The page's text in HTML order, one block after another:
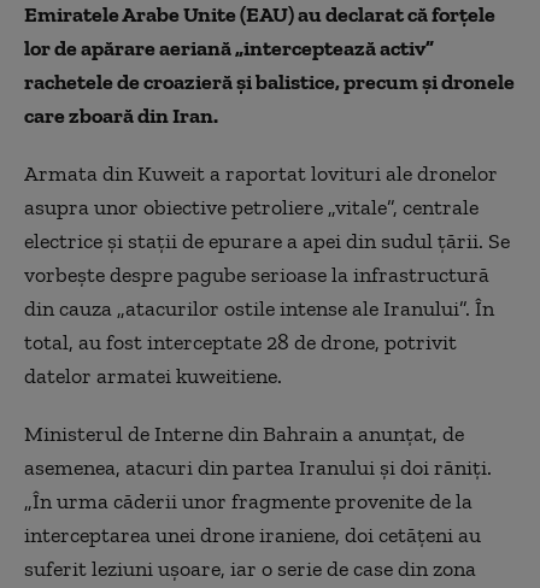
Emiratele Arabe Unite (EAU) au declarat că forțele
lor de apărare aeriană „interceptează activ”
rachetele de croazieră și balistice, precum și dronele
care zboară din Iran.
Armata din Kuweit a raportat lovituri ale dronelor
asupra unor obiective petroliere „vitale”, centrale
electrice și stații de epurare a apei din sudul țării. Se
vorbește despre pagube serioase la infrastructură
din cauza „atacurilor ostile intense ale Iranului”. În
total, au fost interceptate 28 de drone, potrivit
datelor armatei kuweitiene.
Ministerul de Interne din Bahrain a anunțat, de
asemenea, atacuri din partea Iranului și doi răniți.
„În urma căderii unor fragmente provenite de la
interceptarea unei drone iraniene, doi cetățeni au
suferit leziuni ușoare, iar o serie de case din zona